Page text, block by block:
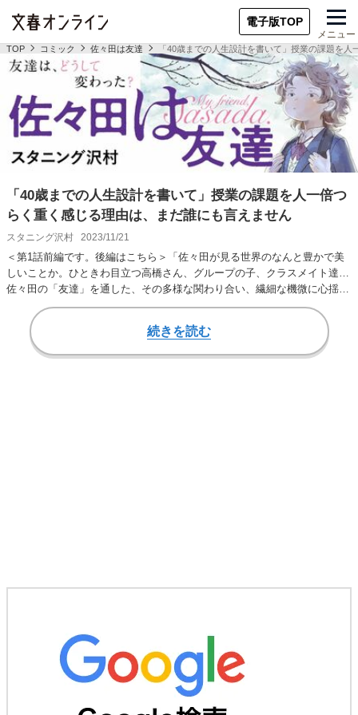
電子版TOP
メニュー
TOP コミック 佐々田は友達 「40歳までの人生設計を書いて」授業の課題を
「40歳までの人生設計を書いて」授業の課題を人一倍つ
らく重く感じる理由は、まだ誰にも言えません
スタニング沢村 2023/11/21
＜第1話前編です。後編はこちら＞「佐々田が見る世界のなんと豊かで美
しいことか。ひときわ目立つ高橋さん、グループの子、クラスメイト達…
佐々田の「友達」を通した、その多様な関わり合い、繊細な機微に心揺さ
ぶられます。」（あ…
続きを読む